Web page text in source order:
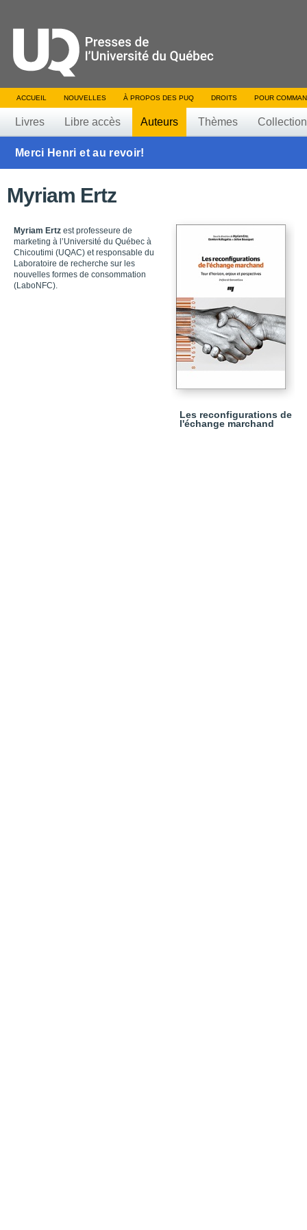
ACCUEIL NOUVELLES À PROPOS DES PUQ DROITS POUR
Livres Libre accès Auteurs Thèmes
Merci Henri et au revoir!
Myriam Ertz
Myriam Ertz est professeure de
marketing à l’Université du Québec à
Chicoutimi (UQAC) et responsable du
Laboratoire de recherche sur les
nouvelles formes de consommation
(LaboNFC).
Les reconfigurations de
l'échange marchand